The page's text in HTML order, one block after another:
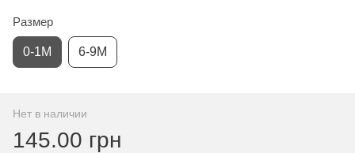
Размер
0-1М 6-9М
Нет в наличии
145.00 грн